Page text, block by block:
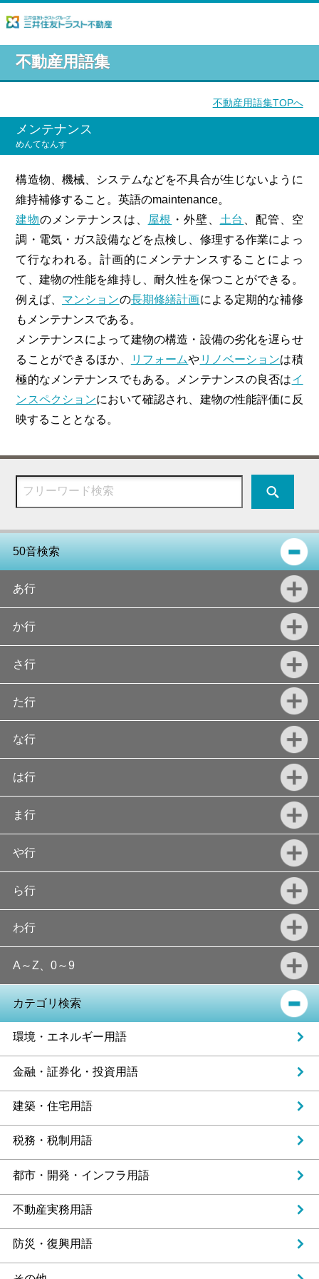
不動産用語集
不動産用語集TOPへ
メンテナンス
めんてなんす
構造物、機械、システムなどを不具合が生じないように
維持補修すること。英語のmaintenance。
建物のメンテナンスは、 屋根 ・外壁、 土台
、配管、空
調・電気・ガス設備などを点検し、修理する作業によっ
て行なわれる。計画的にメンテナンスすることによっ
て、建物の性能を維持し、耐久性を保つことができる。
例えば、 マンションの長期修繕計画による定期的な補修
もメンテナンスである。
メンテナンスによって建物の構造・設備の劣化を遅らせ
ることができるほか、
リフォームや リノベーションは積
極的なメンテナンスでもある。メンテナンスの良否はイ
ンスペクションにおいて確認され、建物の性能評価に反
映することとなる。
50音検索
あ行
か行
さ行
た行
な行
は行
ま行
や行
ら行
わ行
A～Z、0～9
カテゴリ検索
環境・エネルギー用語
金融・証券化・投資用語
建築・住宅用語
税務・税制用語
都市・開発・インフラ用語
不動産実務用語
防災・復興用語